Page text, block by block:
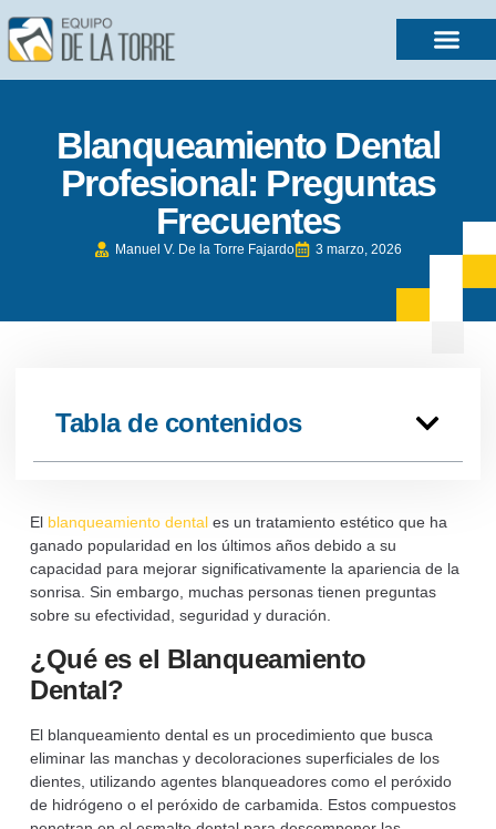
Blanqueamiento Dental
Profesional: Preguntas
Frecuentes
Manuel V. De la Torre Fajardo 3 marzo, 2026
Tabla de contenidos
El blanqueamiento dentales un tratamiento estético que ha
ganado popularidad en los últimos años debido a su
capacidad para mejorar significativamente la apariencia de la
sonrisa. Sin embargo, muchas personas tienen preguntas
sobre su efectividad, seguridad y duración.
¿Qué es el Blanqueamiento
Dental?
El blanqueamiento dental es un procedimiento que busca
eliminar las manchas y decoloraciones superficiales de los
dientes, utilizando agentes blanqueadores como el peróxido
de hidrógeno o el peróxido de carbamida. Estos compuestos